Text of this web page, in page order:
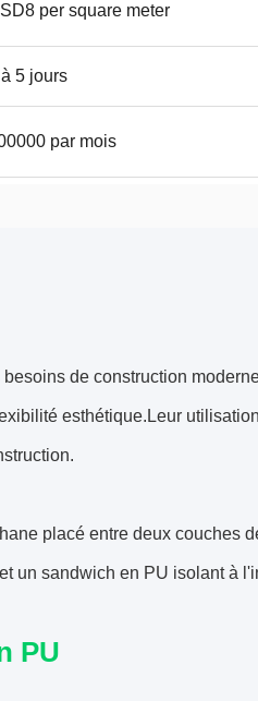
per square meter
5 jours
par mois
de construction
esthétique.Leur
placé entre deux couches
un sandwich en PU isolant à
PU